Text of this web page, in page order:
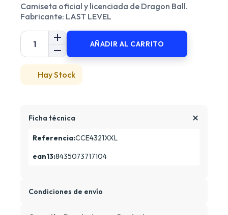
Camiseta oficial y licenciada de Dragon Ball.
Fabricante: LAST LEVEL
AÑADIR AL CARRITO
Hay Stock
Ficha técnica
Referencia:CCE4321XXL
ean13:8435073717104
Condiciones de envío